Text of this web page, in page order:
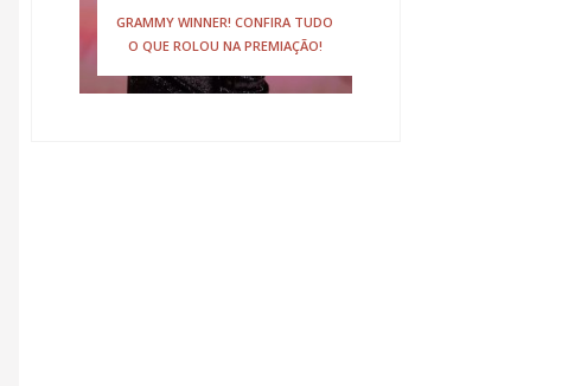
LEIA TODAS AS ENTREVISTAS
RECENTES DE MILEY TRADUZIDAS!